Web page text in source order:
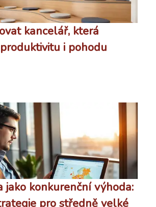
kancelář, která
i pohodu
jako konkurenční výhoda:
pro středně velké